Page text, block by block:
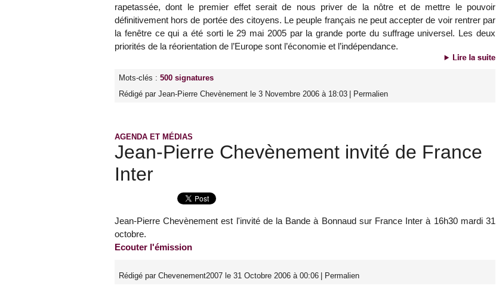
rapetassée, dont le premier effet serait de nous priver de la nôtre et de mettre le pouvoir
définitivement hors de portée des citoyens. Le peuple français ne peut accepter de voir rentrer par
la fenêtre ce qui a été sorti le 29 mai 2005 par la grande porte du suffrage universel. Les deux
priorités de la réorientation de l’Europe sont l’économie et l’indépendance.
Mots-clés : 500 signatures
Rédigé par Jean-Pierre Chevènement le 3 Novembre 2006 à 18:03
Permalien
AGENDA ET MÉDIAS
Jean-Pierre Chevènement invité de France
Inter
Jean-Pierre Chevènement est l'invité de la Bande à Bonnaud sur France Inter à 16h30 mardi 31
octobre.
Ecouter l'émission
Rédigé par Chevenement2007 le 31 Octobre 2006 à 00:06 Permalien